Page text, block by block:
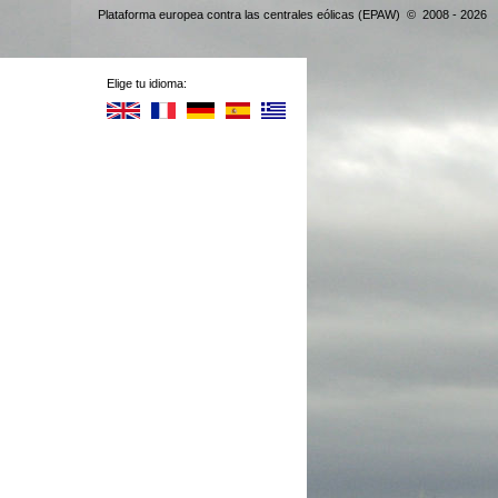
Elige tu idioma:
Plataforma europea contra las centrales eólicas (EPAW) © 2008 - 2026